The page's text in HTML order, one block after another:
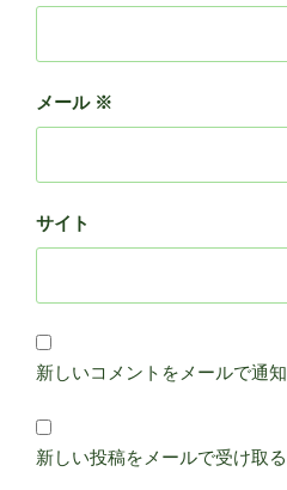
メール ※
サイト
新しいコメントをメールで通知
新しい投稿をメールで受け取る